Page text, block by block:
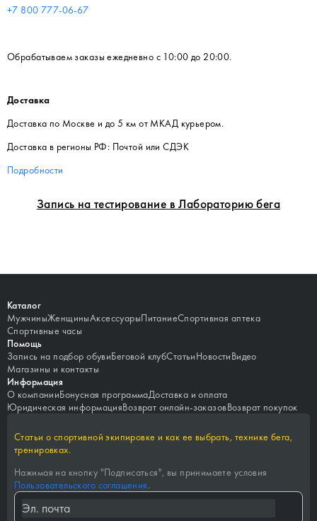
Запись на тестирование в Лабораторию бега
+7 800 777-06-67
Обрабатываем заказы ежедневно с 10:00 до 20:00.
Доставка
Доставка по Москве и до 5 км от МКАД курьером.
Доставка в регионы РФ: Почтой или СДЭК
Подробности
Каталог
МужчиныЖенщиныАксессуарыПитаниеСпортивная аптека
Спортивные часы
Помощь
Запись на подбор обувиБеговой клубСтатьиНовостиВидео
Магазины и контакты
Информация
О компанииБонусная программаДоставка и оплата
Юридическая информацияВозврат онлайн-заказовВозврат покупок
Статьи о спортивной экипировке и как ее выбрать, технике бега,
тренировках.
Нажимая на кнопку "Подписаться", вы принимаете условия
Пользовательского соглашения.